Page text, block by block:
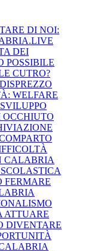
DI NOI:
DEI
POSSIBILE
CUTRO?
WELFARE
CALABRIA
FERMARE
ATTUARE
DIVENTARE